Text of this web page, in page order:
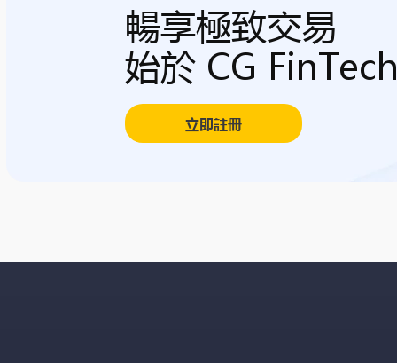
暢享極致交易
始於 CG
立即註冊